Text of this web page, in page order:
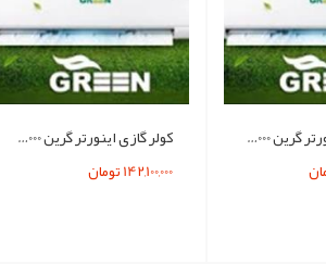
کولر گازي اينورتر گرين 24000 فقط سرد
کولر گازي اينورتر گرين 18000 فقط سرد
142,100,000 تومان